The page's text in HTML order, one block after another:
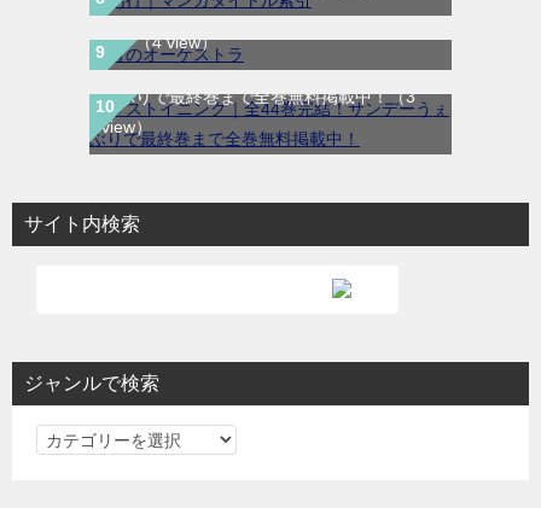
青のオーケストラ｜マンガワンで全話無料連
載中（4 view）
ラストイニング｜全44巻完結！サンデーう
ぇぶりで最終巻まで全巻無料掲載中！（3
view）
サイト内検索
ジャンルで検索
ジ